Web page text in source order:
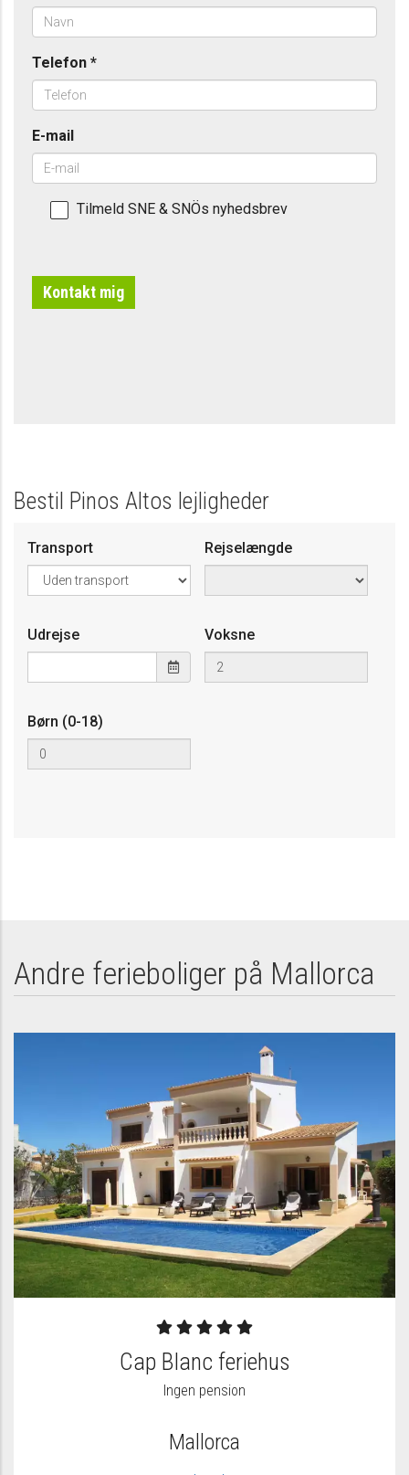
Telefon *
E-mail
Tilmeld SNE & SNÖs nyhedsbrev
Bestil Pinos Altos lejligheder
Transport Rejselængde
Udrejse Voksne
Børn (0-18)
Andre ferieboliger på Mallorca
Cap Blanc feriehus
Ingen pension
Mallorca